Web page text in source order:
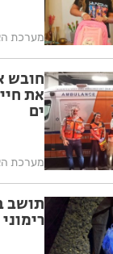
מערכת
חובש
את
ים
מערכת